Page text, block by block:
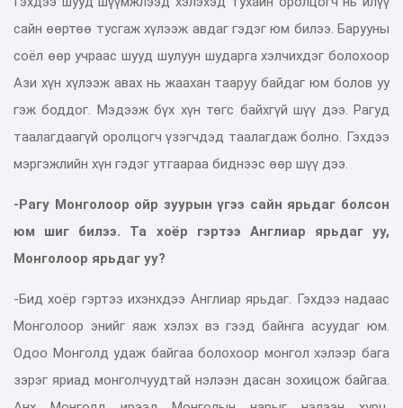
сайн өөртөө тусгаж хүлээж авдаг гэдэг юм билээ. Барууны
соёл өөр учраас шууд шулуун шударга хэлчихдэг болохоор
Ази хүн хүлээж авах нь жаахан тааруу байдаг юм болов уу
гэж боддог. Мэдээж бүх хүн төгс байхгүй шүү дээ. Рагуд
таалагдаагүй оролцогч үзэгчдэд таалагдаж болно. Гэхдээ
мэргэжлийн хүн гэдэг утгаараа биднээс өөр шүү дээ.
-Рагу Монголоор ойр зуурын үгээ сайн ярьдаг болсон
юм шиг билээ. Та хоёр гэртээ Англиар ярьдаг уу,
Монголоор ярьдаг уу?
-Бид хоёр гэртээ ихэнхдээ Англиар ярьдаг. Гэхдээ надаас
Монголоор энийг яаж хэлэх вэ гээд байнга асуудаг юм.
Одоо Монголд удаж байгаа болохоор монгол хэлээр бага
зэрэг яриад монголчуудтай нэлээн дасан зохицож байгаа.